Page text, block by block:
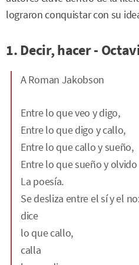
lograron conquistar con su
1. Decir, hacer -
A Roman Jakobson
Entre lo que veo y digo,
Entre lo que digo y callo,
Entre lo que callo y sueño,
Entre lo que sueño y olvido
La poesía.
Se desliza entre el sí y el
dice
lo que callo,
calla